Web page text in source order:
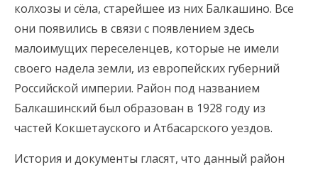
колхозы и сёла, старейшее из них Балкашино. Все
они появились в связи с появлением здесь
малоимущих переселенцев, которые не имели
своего надела земли, из европейских губерний
Российской империи. Район под названием
Балкашинский был образован в 1928 году из
частей Кокшетауского и Атбасарского уездов.
История и документы гласят, что данный район